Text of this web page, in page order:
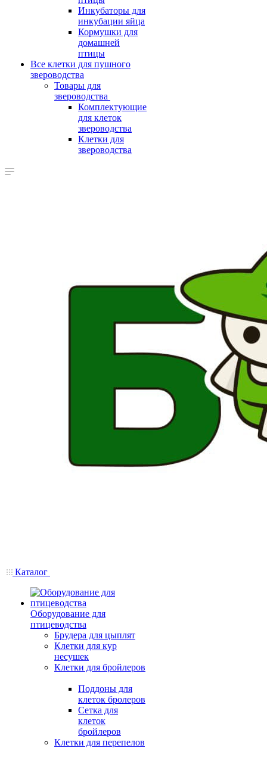
Инкубаторы для
инкубации яйца
Кормушки для
домашней
птицы
Все клетки для пушного
звероводства
Товары для
звероводства
Комплектующие
для клеток
звероводства
Клетки для
звероводства
Каталог
Оборудование для
птицеводства
Брудера для цыплят
Клетки для кур
несушек
Клетки для бройлеров
Поддоны для
клеток бролеров
Сетка для
клеток
бройлеров
Клетки для перепелов